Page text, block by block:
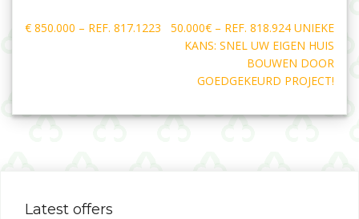
Navegação
de
€ 850.000 – REF. 817.1223
50.000€ – REF. 818.924 UNIEKE
KANS: SNEL UW EIGEN HUIS
BOUWEN DOOR
GOEDGEKEURD PROJECT!
Latest offers